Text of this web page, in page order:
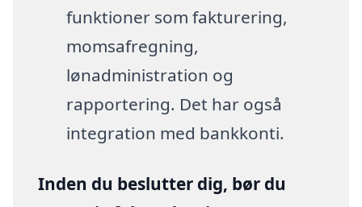
funktioner som fakturering,
momsafregning,
lønadministration og
rapportering. Det har også
integration med bankkonti.
Inden du beslutter dig, bør du